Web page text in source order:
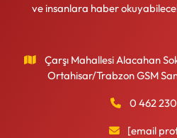
ve insanlara haber
Çarşı Mahallesi Alacahan
Ortahisar/Trabzon GSM
0 462
[email